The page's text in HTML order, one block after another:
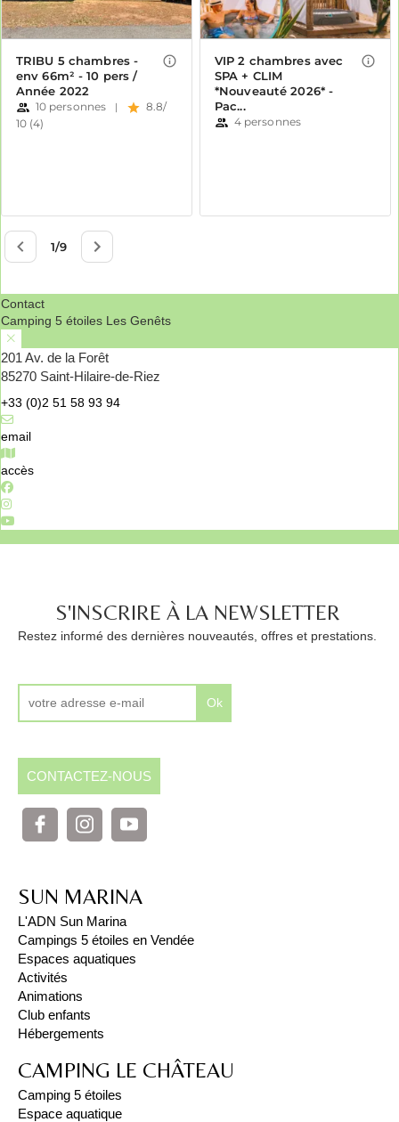
Contact
Camping 5 étoiles Les Genêts
201 Av. de la Forêt
85270 Saint-Hilaire-de-Riez
+33 (0)2 51 58 93 94
email
accès
S'INSCRIRE À LA NEWSLETTER
Restez informé des dernières nouveautés, offres et prestations.
Ok
CONTACTEZ-NOUS
SUN MARINA
L'ADN Sun Marina
Campings 5 étoiles en Vendée
Espaces aquatiques
Activités
Animations
Club enfants
Hébergements
CAMPING LE CHÂTEAU
Camping 5 étoiles
Espace aquatique